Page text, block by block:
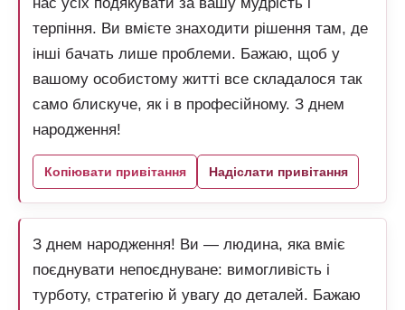
терпіння. Ви вмієте знаходити рішення там, де
інші бачать лише проблеми. Бажаю, щоб у
вашому особистому житті все складалося так
само блискуче, як і в професійному. З днем
народження!
Копіювати привітання Надіслати привітання
З днем народження! Ви — людина, яка вміє
поєднувати непоєднуване: вимогливість і
турботу, стратегію й увагу до деталей. Бажаю